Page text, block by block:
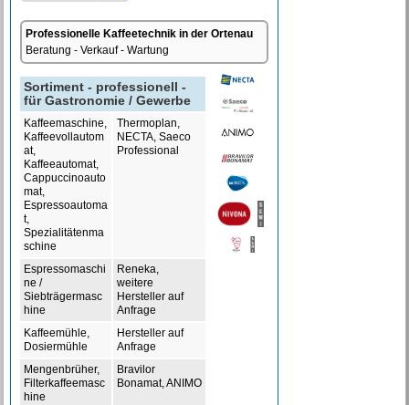
Professionelle Kaffeetechnik in der Ortenau
Beratung - Verkauf - Wartung
Sortiment - professionell -
für Gastronomie / Gewerbe
Kaffeemaschine,
Kaffeevollautom
at,
Kaffeeautomat,
Cappuccinoauto
mat,
Espressoautoma
t,
Spezialitätenma
schine
Thermoplan,
NECTA, Saeco
Professional
Espressomaschi
ne /
Siebträgermasc
hine
Reneka,
weitere
Hersteller auf
Anfrage
Kaffeemühle,
Dosiermühle
Hersteller auf
Anfrage
Mengenbrüher,
Filterkaffeemasc
hine
Bravilor
Bonamat, ANIMO